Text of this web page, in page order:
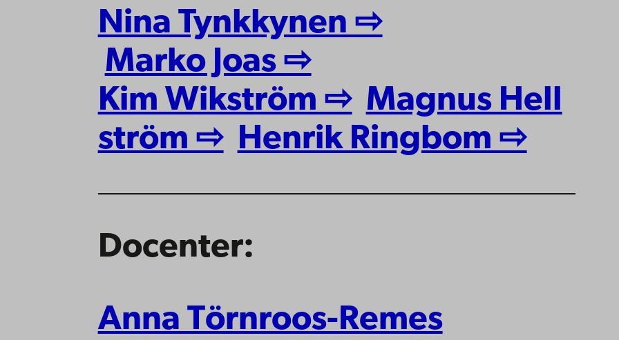
Nina Tynkkynen ⇨
Marko Joas ⇨
Kim Wikström ⇨ Magnus Hell
ström ⇨ Henrik Ringbom ⇨
Docenter:
Anna Törnroos-Remes